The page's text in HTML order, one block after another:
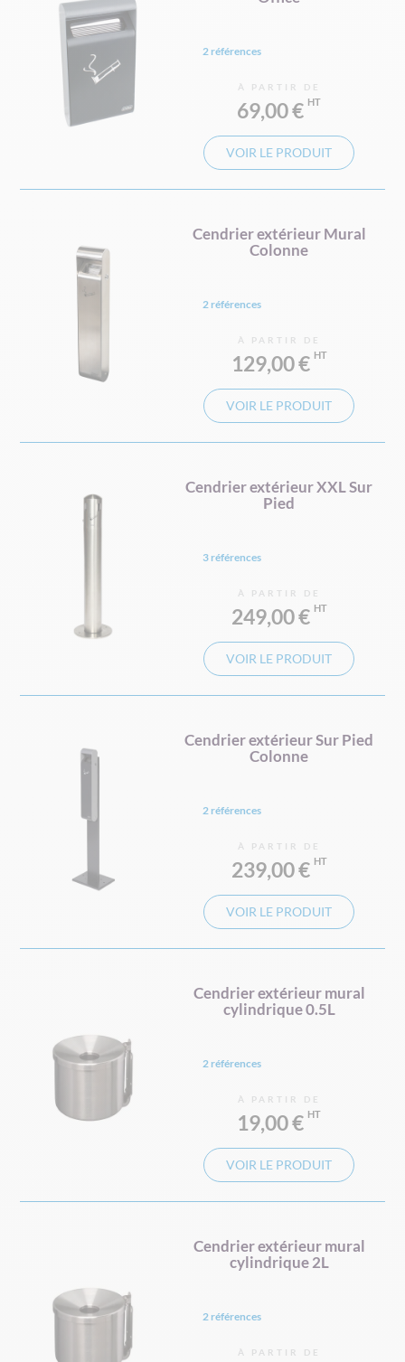
2 références
À PARTIR DE
69,00 €
VOIR LE PRODUIT
Cendrier extérieur Mural
Colonne
2 références
À PARTIR DE
129,00 €
VOIR LE PRODUIT
Cendrier extérieur XXL Sur
Pied
3 références
À PARTIR DE
249,00 €
VOIR LE PRODUIT
Cendrier extérieur Sur Pied
Colonne
2 références
À PARTIR DE
239,00 €
VOIR LE PRODUIT
Cendrier extérieur mural
cylindrique 0.5L
2 références
À PARTIR DE
19,00 €
VOIR LE PRODUIT
Cendrier extérieur mural
cylindrique 2L
2 références
À PARTIR DE